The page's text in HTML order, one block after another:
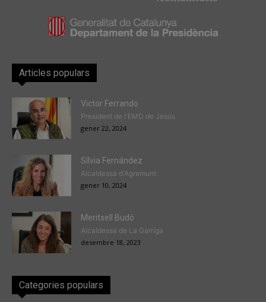
Articles populars
Victor Ferrando
President de l'EMD de Jesús
gener 22, 2024
Sílvia Fernández
Alcaldessa d'Agramunt
gener 10, 2024
Meritxell Budó
Alcaldessa de La Garriga
desembre 18, 2023
Categories populars